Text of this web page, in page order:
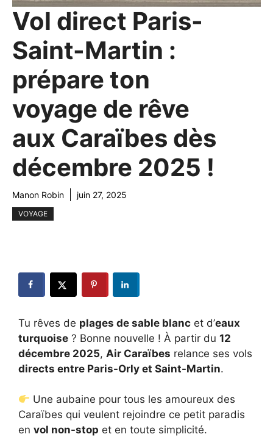
Vol direct Paris-
Saint-Martin :
prépare ton
voyage de rêve
aux Caraïbes dès
décembre 2025 !
Manon Robin juin 27, 2025
VOYAGE
Tu rêves de plages de sable blanc et d’eaux
turquoise ? Bonne nouvelle ! À partir du 12
décembre 2025, Air Caraïbes relance ses vols
directs entre Paris-Orly et Saint-Martin.
Une aubaine pour tous les amoureux des
Caraïbes qui veulent rejoindre ce petit paradis
en vol non-stop et en toute simplicité.